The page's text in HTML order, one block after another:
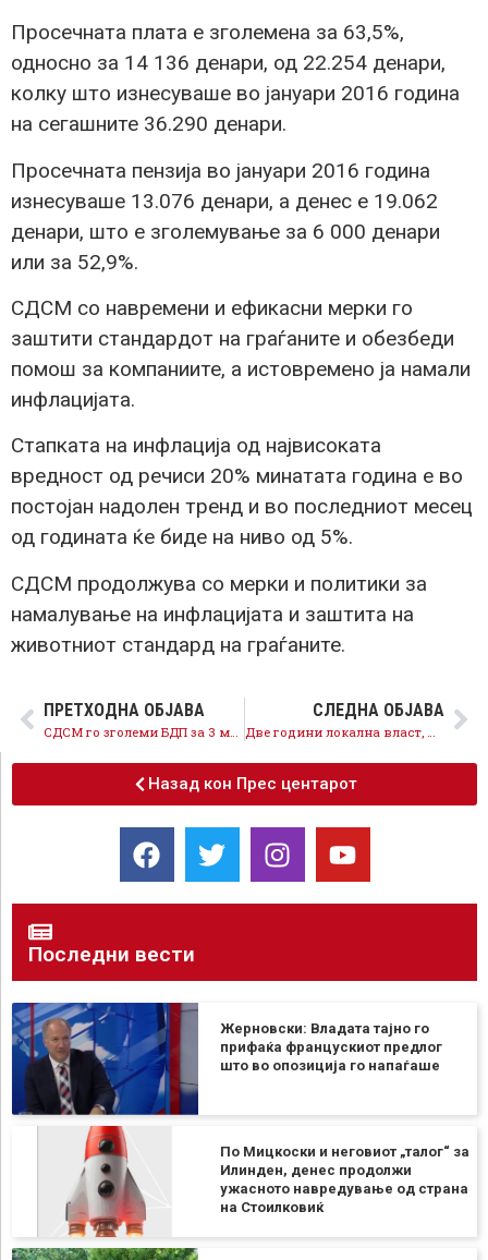
Просечната плата е зголемена за 63,5%,
односно за 14 136 денари, од 22.254 денари,
колку што изнесуваше во јануари 2016 година
на сегашните 36.290 денари.
Просечната пензија во јануари 2016 година
изнесуваше 13.076 денари, а денес е 19.062
денари, што е зголемување за 6 000 денари
или за 52,9%.
СДСМ со навремени и ефикасни мерки го
заштити стандардот на граѓаните и обезбеди
помош за компаниите, а истовремено ја намали
инфлацијата.
Стапката на инфлација од највисоката
вредност од речиси 20% минатата година е во
постојан надолен тренд и во последниот месец
од годината ќе биде на ниво од 5%.
СДСМ продолжува со мерки и политики за
намалување на инфлацијата и заштита на
животниот стандард на граѓаните.
ПРЕТХОДНА ОБЈАВА
СДСМ го зголеми БДП за 3 милијарди евра во споредба со ДПМНЕ
СЛЕДНА ОБЈАВА
Две години локална власт, ДПМНЕ ги изневери граѓаните
Назад кон Прес центарот
Последни вести
Жерновски: Владата тајно го
прифаќа францускиот предлог
што во опозиција го напаѓаше
По Мицкоски и неговиот „талог“ за
Илинден, денес продолжи
ужасното навредување од страна
на Стоилковиќ